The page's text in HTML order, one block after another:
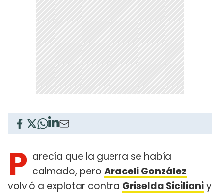
P arecía que la guerra se había
calmado, pero Araceli González
volvió a explotar contra Griselda Sicilianiy